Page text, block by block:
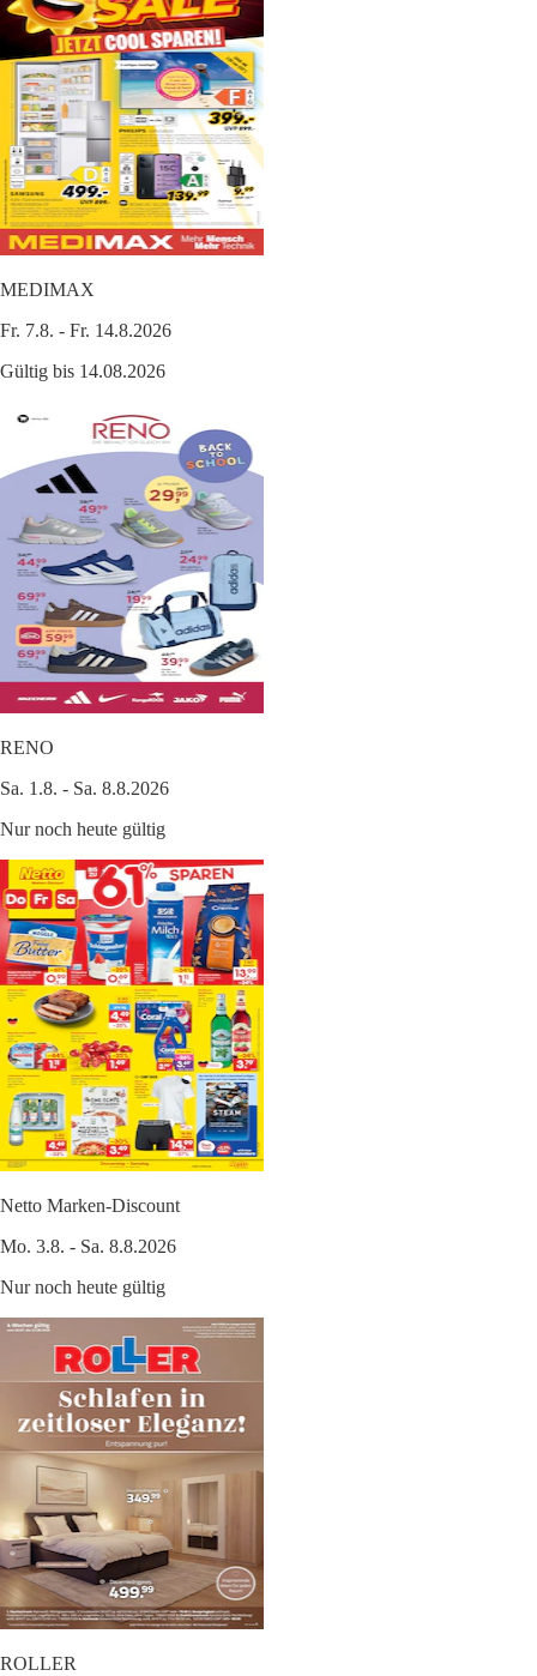
MEDIMAX
Fr. 7.8. - Fr. 14.8.2026
Gültig bis 14.08.2026
RENO
Sa. 1.8. - Sa. 8.8.2026
Nur noch heute gültig
Netto Marken-Discount
Mo. 3.8. - Sa. 8.8.2026
Nur noch heute gültig
ROLLER